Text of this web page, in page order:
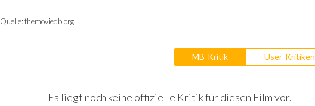
Quelle:themoviedb.org
MB-Kritik User-Kritiken
Es liegt noch keine offizielle Kritik für diesen Film vor.